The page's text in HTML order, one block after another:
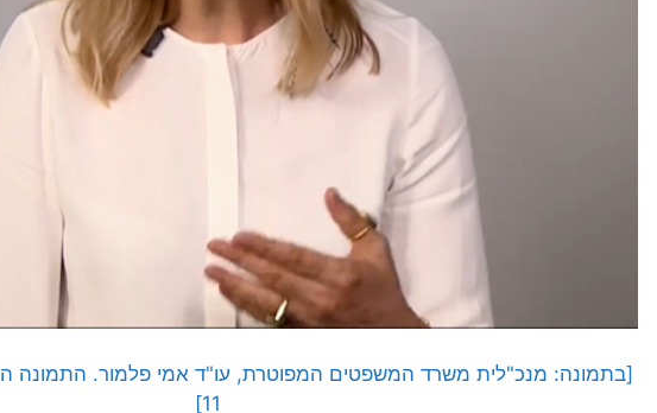
[בתמונה: מנכ"לית משרד המשפטים המפוטרת, עו"ד אמי פלמור. התמונה
11]